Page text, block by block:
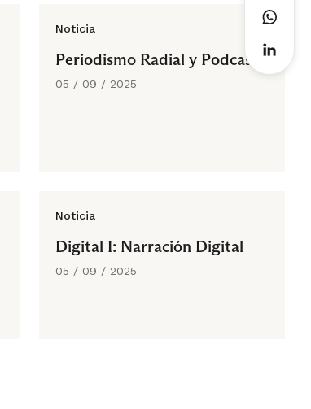
Noticia
Periodismo Radial y Podcast
05 / 09 / 2025
Noticia
Digital I: Narración Digital
05 / 09 / 2025